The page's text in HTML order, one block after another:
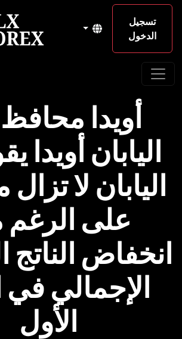
تسجيل
الدخول
أويدا
اليابان أويدا
اليابان لا تزال
على
انخفاض الناتج
الإجمالي في
الأول